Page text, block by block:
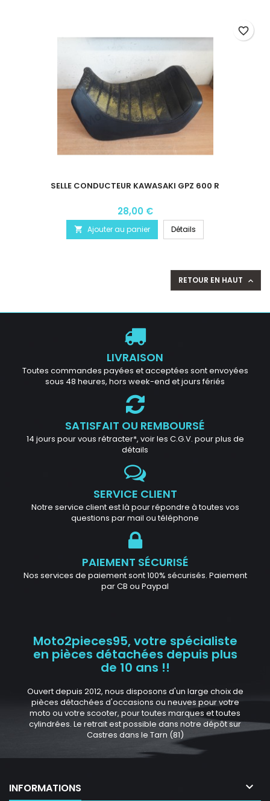
SELLE CONDUCTEUR KAWASAKI GPZ 600 R
28,00 €
 Ajouter au panier Détails
favorite_border
RETOUR EN HAUT 
LIVRAISON
Toutes commandes payées et acceptées sont envoyées
sous 48 heures, hors week-end et jours fériés
SATISFAIT OU REMBOURSÉ
14 jours pour vous rétracter*, voir les C.G.V. pour plus de
détails
SERVICE CLIENT
Notre service client est là pour répondre à toutes vos
questions par mail ou téléphone
PAIEMENT SÉCURISÉ
Nos services de paiement sont 100% sécurisés. Paiement
par CB ou Paypal
Moto2pieces95, votre spécialiste
en pièces détachées depuis plus
de 10 ans !!
Ouvert depuis 2012, nous disposons d'un large choix de
pièces détachées d'occasions ou neuves pour votre
moto ou votre scooter, pour toutes marques et toutes
cylindrées. Le retrait est possible dans notre dépôt sur
Castres dans le Tarn (81)
INFORMATIONS 